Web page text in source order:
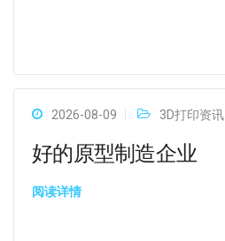
2026-08-09 3D打印资讯
好的原型制造企业
阅读详情